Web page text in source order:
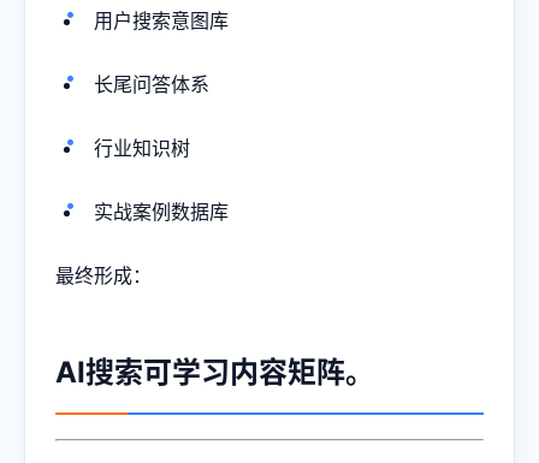
用户搜索意图库
长尾问答体系
行业知识树
实战案例数据库
最终形成：
AI搜索可学习内容矩阵。